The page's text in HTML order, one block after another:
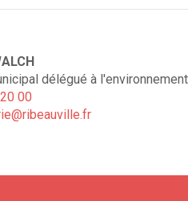
délégué à l'environnement
00